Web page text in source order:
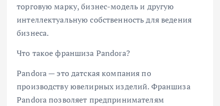
торговую марку, бизнес-модель и другую
интеллектуальную собственность для ведения
бизнеса.
Что такое франшиза Pandora?
Pandora — это датская компания по
производству ювелирных изделий. Франшиза
Pandora позволяет предпринимателям